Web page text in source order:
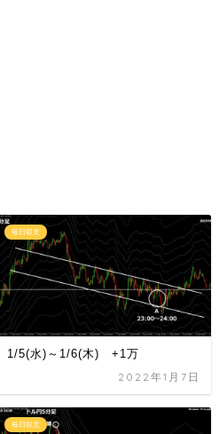
毎日収支
1/5(水)～1/6(木) +1万
2022年1月7日
毎日収支